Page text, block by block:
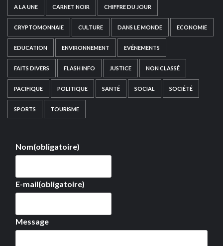
A LA UNE CARNET NOIR CHIFFRE DU JOUR
CRYPTOMONNAIE CULTURE DANS LE MONDE ECONOMIE
EDUCATION ENVIRONNEMENT EVÉNEMENTS
FAITS DIVERS FLASH INFO JUSTICE NON CLASSÉ
PACIFIQUE POLITIQUE SANTÉ SOCIAL SOCIÉTÉ
SPORTS TOURISME
Nom(obligatoire)
E-mail(obligatoire)
Message